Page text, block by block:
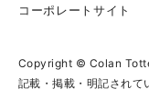
コーポレートサイト
Copyright © Colan
記載・掲載・明記されて